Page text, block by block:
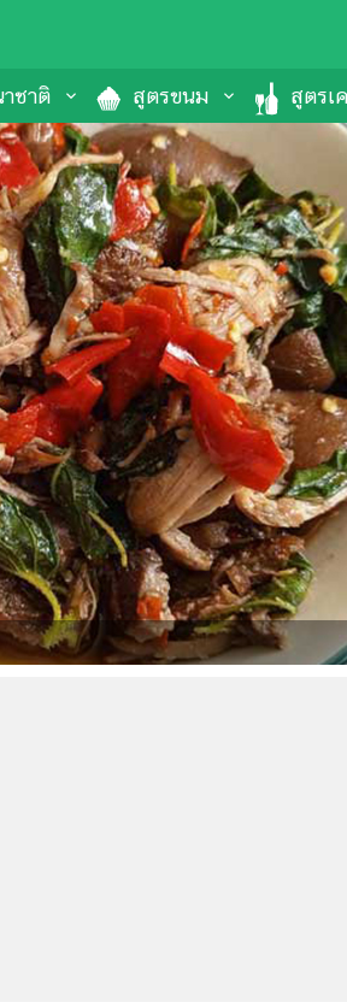
าชาติ สูตรขนม สูตรเ